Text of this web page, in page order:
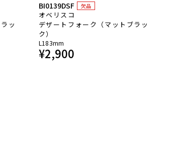
ッ
BI0139DSF 欠品
オベリスコ
デザートフォーク（マットブラッ
ク）
L183mm
¥2,900